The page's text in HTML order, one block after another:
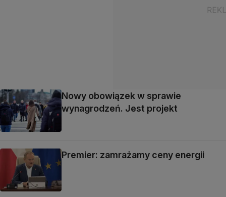
Nowy obowiązek w sprawie
wynagrodzeń. Jest projekt
Premier: zamrażamy ceny energii